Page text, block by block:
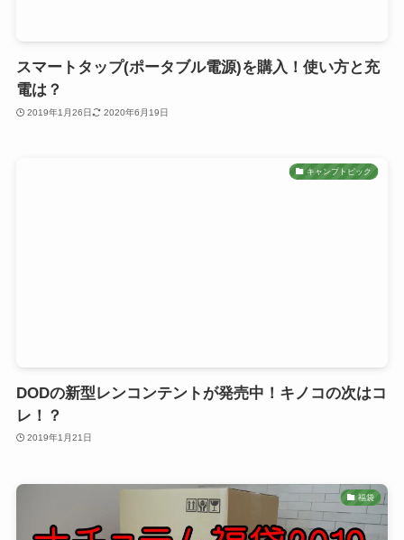
スマートタップ(ポータブル電源)を購入！使い方と充
電は？
2019年1月26日 2020年6月19日
キャンプトピック
DODの新型レンコンテントが発売中！キノコの次はコ
レ！？
2019年1月21日
福袋